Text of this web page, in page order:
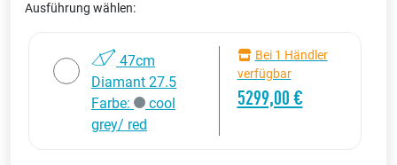
Ausführung wählen:
47cm
Diamant 27.5
Farbe:
cool
grey/ red
Bei 1 Händler
verfügbar
5299,00 €